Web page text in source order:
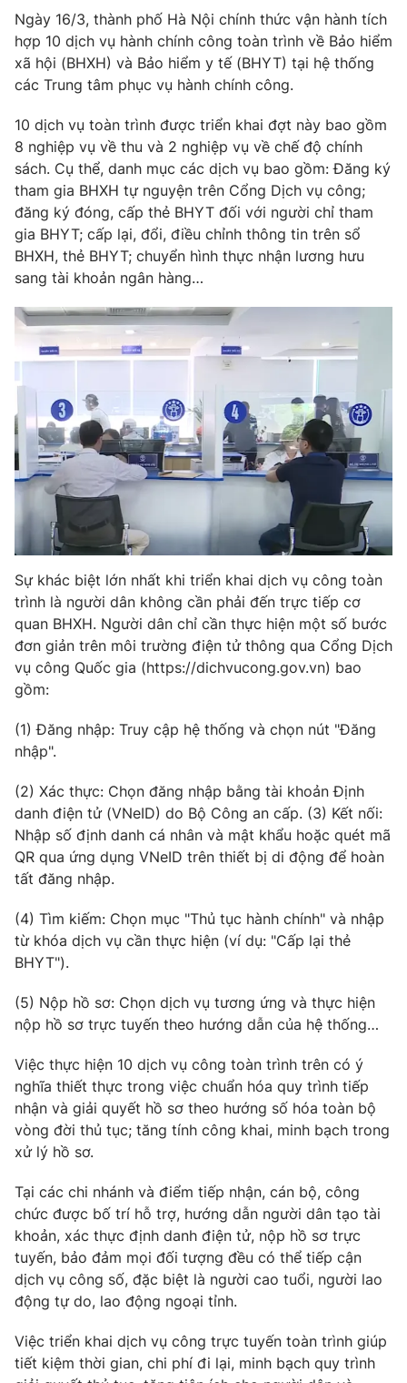
Thế giới đó đây
Câu chuyện quốc tế
Kinh tế
Tài chính
Thị trường
Góc doanh nghiệp
Dữ liệu và đời sống
Truyền hình
Phim VTV
Hậu trường
Nhân vật
Khán giả
Giải sao mai
Giải trí
Điện ảnh
Âm nhạc
Sao
Đời sống
Du lịch
Làm đẹp
Chất lượng cuộc sống
Giáo dục
Tuyển sinh
Học trực tuyến
Công nghệ
Sản phẩm
Thị trường
Tư vấn
Giao lưu trực tuyến
Lịch phát sóng
Chuyên mục khác
Emagazine Podcast
Photo Infographic
Video Shorts video
VTV Money
VTV Sức khoẻ
Thị trường 24h Tấm lòng Việt
VTV4 Vươn mình bằng AI
VTV9 VTV8
Liên hệ tòa soạn
THỜI BÁO VTV
Theo dõi báo trên
Cơ quan chủ quản:
Đài Truyền hình Việt Nam
Cơ quan báo chí:
Thời báo VTV
Giấy phép hoạt động báo in và báo điện tử số 483/GP-BTTTT
cấp ngày 29/12/2023
Tổng Biên tập:Vũ Thanh Thủy
Nguyễn Trọng Ninh
Tổng đài VTV:024.38 355 931 - 024.38 355 932
Ngày 16/3, thành phố Hà Nội chính thức vận hành tích
hợp 10 dịch vụ hành chính công toàn trình về Bảo hiểm
xã hội (BHXH) và Bảo hiểm y tế (BHYT) tại hệ thống
các Trung tâm phục vụ hành chính công.
10 dịch vụ toàn trình được triển khai đợt này bao gồm
8 nghiệp vụ về thu và 2 nghiệp vụ về chế độ chính
sách. Cụ thể, danh mục các dịch vụ bao gồm: Đăng ký
tham gia BHXH tự nguyện trên Cổng Dịch vụ công;
đăng ký đóng, cấp thẻ BHYT đối với người chỉ tham
gia BHYT; cấp lại, đổi, điều chỉnh thông tin trên sổ
BHXH, thẻ BHYT; chuyển hình thực nhận lương hưu
sang tài khoản ngân hàng…
Sự khác biệt lớn nhất khi triển khai dịch vụ công toàn
trình là người dân không cần phải đến trực tiếp cơ
quan BHXH. Người dân chỉ cần thực hiện một số bước
đơn giản trên môi trường điện tử thông qua Cổng Dịch
vụ công Quốc gia (https://dichvucong.gov.vn) bao
gồm:
(1) Đăng nhập: Truy cập hệ thống và chọn nút "Đăng
nhập".
(2) Xác thực: Chọn đăng nhập bằng tài khoản Định
danh điện tử (VNeID) do Bộ Công an cấp. (3) Kết nối:
Nhập số định danh cá nhân và mật khẩu hoặc quét mã
QR qua ứng dụng VNeID trên thiết bị di động để hoàn
tất đăng nhập.
(4) Tìm kiếm: Chọn mục "Thủ tục hành chính" và nhập
từ khóa dịch vụ cần thực hiện (ví dụ: "Cấp lại thẻ
BHYT").
(5) Nộp hồ sơ: Chọn dịch vụ tương ứng và thực hiện
nộp hồ sơ trực tuyến theo hướng dẫn của hệ thống…
Việc thực hiện 10 dịch vụ công toàn trình trên có ý
nghĩa thiết thực trong việc chuẩn hóa quy trình tiếp
nhận và giải quyết hồ sơ theo hướng số hóa toàn bộ
vòng đời thủ tục; tăng tính công khai, minh bạch trong
xử lý hồ sơ.
Tại các chi nhánh và điểm tiếp nhận, cán bộ, công
chức được bố trí hỗ trợ, hướng dẫn người dân tạo tài
khoản, xác thực định danh điện tử, nộp hồ sơ trực
tuyến, bảo đảm mọi đối tượng đều có thể tiếp cận
dịch vụ công số, đặc biệt là người cao tuổi, người lao
động tự do, lao động ngoại tỉnh.
Việc triển khai dịch vụ công trực tuyến toàn trình giúp
tiết kiệm thời gian, chi phí đi lại, minh bạch quy trình